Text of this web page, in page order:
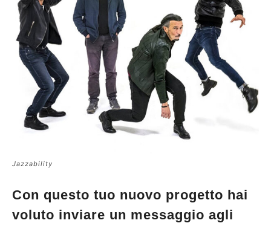
Jazzability
Con questo tuo nuovo progetto hai
voluto inviare un messaggio agli